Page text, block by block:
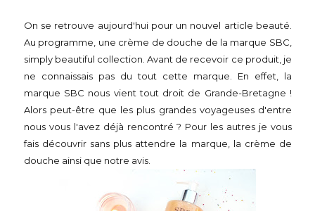
On se retrouve aujourd'hui pour un nouvel article beauté.
Au programme, une crème de douche de la marque SBC,
simply beautiful collection. Avant de recevoir ce produit, je
ne connaissais pas du tout cette marque. En effet, la
marque SBC nous vient tout droit de Grande-Bretagne !
Alors peut-être que les plus grandes voyageuses d'entre
nous vous l'avez déjà rencontré ? Pour les autres je vous
fais découvrir sans plus attendre la marque, la crème de
douche ainsi que notre avis.